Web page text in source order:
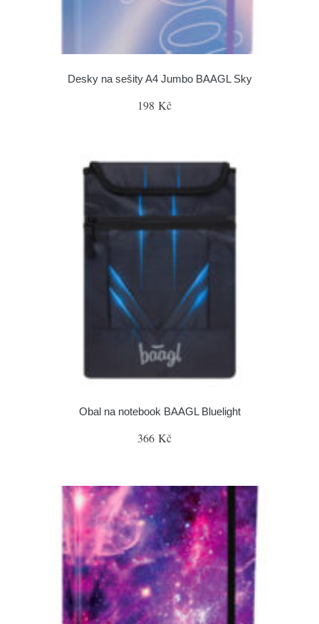
Desky na sešity A4 Jumbo BAAGL Sky
198 Kč
Obal na notebook BAAGL Bluelight
366 Kč